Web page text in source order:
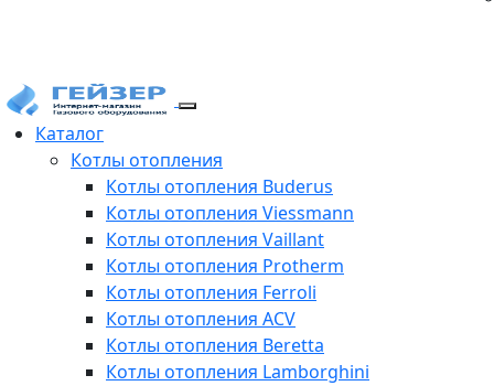
Каталог
Котлы отопления
Котлы отопления Buderus
Котлы отопления Viessmann
Котлы отопления Vaillant
Котлы отопления Protherm
Котлы отопления Ferroli
Котлы отопления ACV
Котлы отопления Beretta
Котлы отопления Lamborghini